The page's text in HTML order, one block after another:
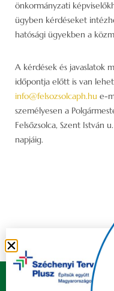
önkormányzati
ügyben kérdéseket
hatósági ügyekben a
A kérdések és javaslatok
időpontja előtt is van
info@felsozsolcaph.hu e-
személyesen a
Felsőzsolca, Szent István
napjáig.
Copyright © 2021
Készítette